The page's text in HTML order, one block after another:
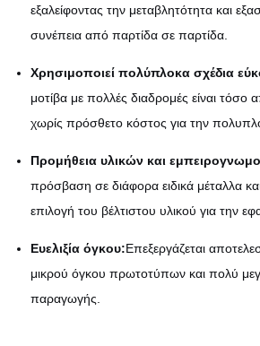
εξαλείφοντας την μεταβλητότητα και
συνέπεια από παρτίδα σε παρτίδα.
Χρησιμοποιεί πολύπλοκα σχέδια
μοτίβα με πολλές διαδρομές είναι τόσο
χωρίς πρόσθετο κόστος για την
Προμήθεια υλικών και
πρόσβαση σε διάφορα ειδικά μέταλλα
επιλογή του βέλτιστου υλικού για την
Ευελιξία όγκου:Επεξεργάζεται
μικρού όγκου πρωτοτύπων και πολύ
παραγωγής.